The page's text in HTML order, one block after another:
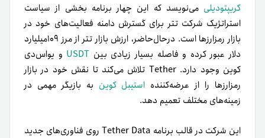
کریپتودیلی می‌نویسد که این چهار برنامه بخشی از سیاست
استراتژیک شرکت تتر برای گسترش دامنه فعالیت‌های خود در
بازار رمزارزها است. درحال‌حاضر، ارزش بازار تتر از مرز ۱۰۹میلیارد
دلار عبور کرده و فاصله بسیار زیادی بین USDT و یو‌اس‌دی
کوین وجود دارد. Tether تلاش می‌کند تا نقش خود در بازار
رمزارزها را از عرضه‌کننده استیبل کوین به بازیگر مهمی در
زمینه‌های مختلف تعمیم دهد.
این شرکت در قالب برنامه Tether Data روی فناوری‌های جدید